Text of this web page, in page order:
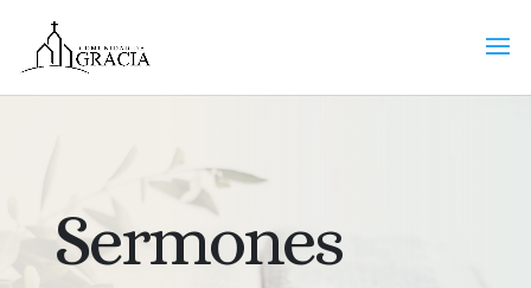
Sermones